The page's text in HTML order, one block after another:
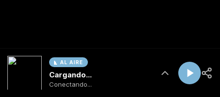
AL AIRE
Cargando...
Conectando...